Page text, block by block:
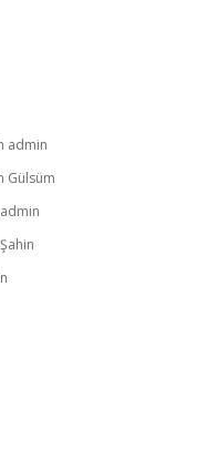
admin
Gülsüm
admin
Şahin